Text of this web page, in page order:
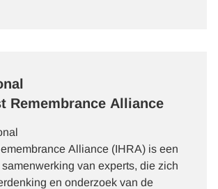
Remembrance Alliance
Alliance (IHRA) is een
van experts, die zich
en onderzoek van de